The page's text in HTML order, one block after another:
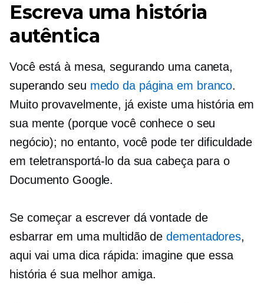
Escreva uma história
autêntica
Você está à mesa, segurando uma caneta,
superando seu medo da página em branco.
Muito provavelmente, já existe uma história em
sua mente (porque você conhece o seu
negócio); no entanto, você pode ter dificuldade
em teletransportá-lo da sua cabeça para o
Documento Google.
Se começar a escrever dá vontade de
esbarrar em uma multidão dedementadores,
aqui vai uma dica rápida: imagine que essa
história é sua melhor amiga.